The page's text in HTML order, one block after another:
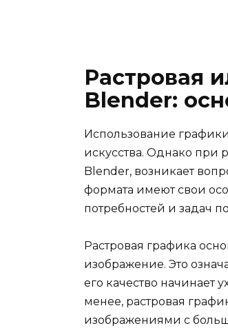
Растровая
Blender:
Использование
искусства. Однако при
Blender, возникает
формата имеют свои
потребностей и задач
Растровая графика
изображение. Это
его качество начинает
менее, растровая
изображениями с